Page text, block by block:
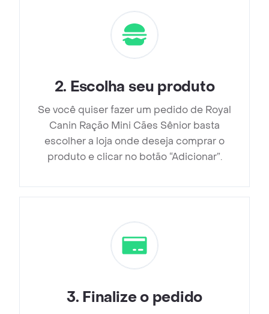
2. Escolha seu produto
Se você quiser fazer um pedido de Royal
Canin Ração Mini Cães Sênior basta
escolher a loja onde deseja comprar o
produto e clicar no botão “Adicionar”.
3. Finalize o pedido